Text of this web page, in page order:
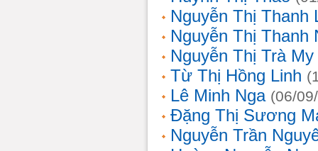
Nguyễn Thị Thanh
Nguyễn Thị Thanh
Nguyễn Thị Trà My
Từ Thị Hồng Linh
Lê Minh Nga (06/
Đặng Thị Sương
Nguyễn Trần